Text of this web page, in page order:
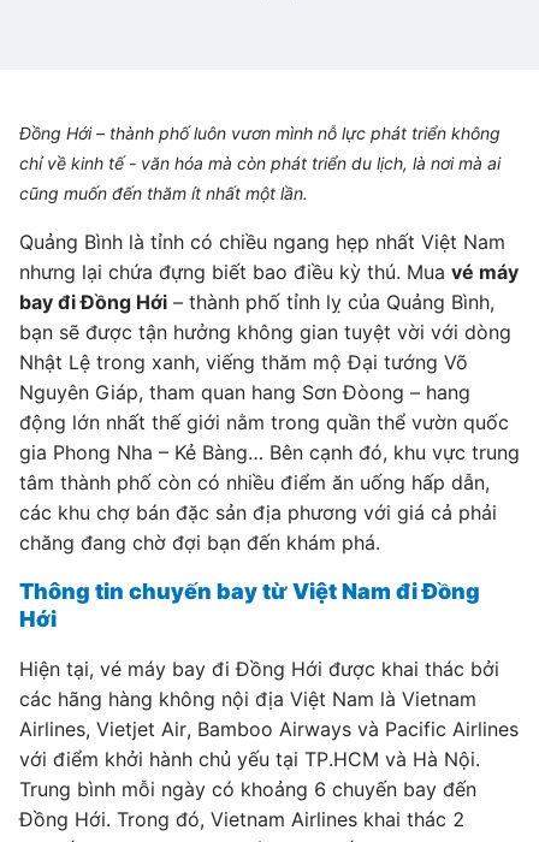
Đồng Hới – thành phố luôn vươn mình nỗ lực phát triển không
chỉ về kinh tế - văn hóa mà còn phát triển du lịch, là nơi mà ai
cũng muốn đến thăm ít nhất một lần.
Quảng Bình là tỉnh có chiều ngang hẹp nhất Việt Nam
nhưng lại chứa đựng biết bao điều kỳ thú. Mua vé máy
bay đi Đồng Hới – thành phố tỉnh lỵ của Quảng Bình,
bạn sẽ được tận hưởng không gian tuyệt vời với dòng
Nhật Lệ trong xanh, viếng thăm mộ Đại tướng Võ
Nguyên Giáp, tham quan hang Sơn Đòong – hang
động lớn nhất thế giới nằm trong quần thể vườn quốc
gia Phong Nha – Kẻ Bàng… Bên cạnh đó, khu vực trung
tâm thành phố còn có nhiều điểm ăn uống hấp dẫn,
các khu chợ bán đặc sản địa phương với giá cả phải
chăng đang chờ đợi bạn đến khám phá.
Thông tin chuyến bay từ Việt Nam đi Đồng
Hới
Hiện tại, vé máy bay đi Đồng Hới được khai thác bởi
các hãng hàng không nội địa Việt Nam là Vietnam
Airlines, Vietjet Air, Bamboo Airways và Pacific Airlines
với điểm khởi hành chủ yếu tại TP.HCM và Hà Nội.
Trung bình mỗi ngày có khoảng 6 chuyến bay đến
Đồng Hới. Trong đó, Vietnam Airlines khai thác 2